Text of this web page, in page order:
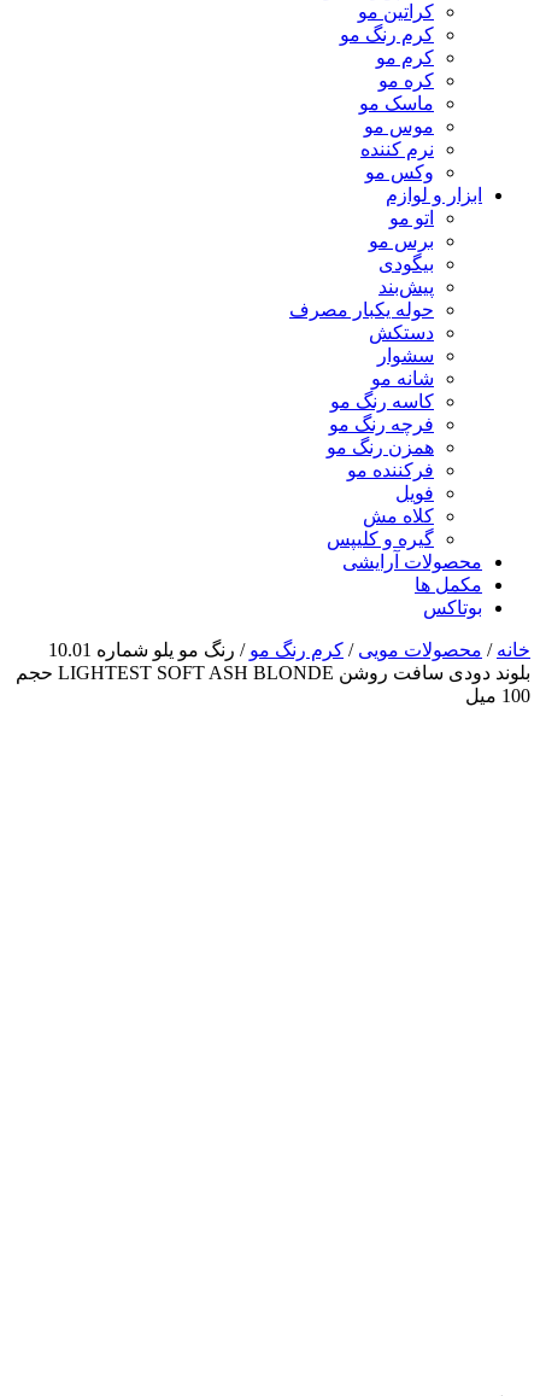
کراتین مو
کرم رنگ مو
کرم مو
کره مو
ماسک مو
موس مو
نرم کننده
وکس مو
ابزار و لوازم
اتو مو
برس مو
بیگودی
پیش‌بند
حوله یکبار مصرف
دستکش
سشوار
شانه مو
کاسه رنگ مو
فرچه رنگ مو
همزن رنگ مو
فرکننده مو
فویل
کلاه مش
گیره و کلیپس
محصولات آرایشی
مکمل ها
بوتاکس
خانه / محصولات مویی / کرم رنگ مو
/ رنگ مو یلو شماره 10.01
بلوند دودی سافت روشن LIGHTEST SOFT ASH BLONDE حجم
100 میل